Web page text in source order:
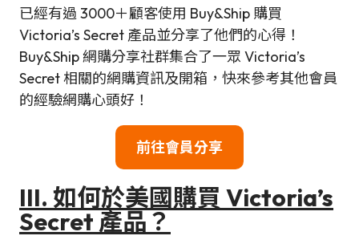
已經有過 3000＋顧客使用 Buy&Ship 購買
Victoria’s Secret 產品並分享了他們的心得！
Buy&Ship 網購分享社群集合了一眾 Victoria’s
Secret 相關的網購資訊及開箱，快來參考其他會員
的經驗網購心頭好！
前往會員分享
III. 如何於美國購買 Victoria’s
Secret 產品？